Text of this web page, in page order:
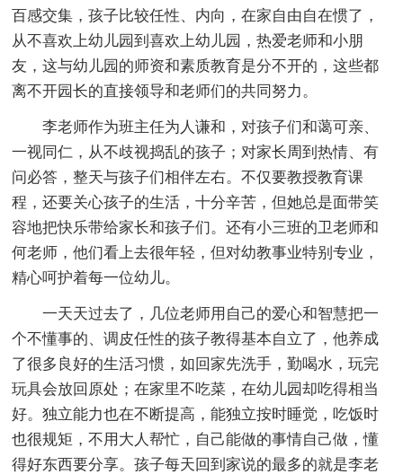
百感交集，孩子比较任性、内向，在家自由自在惯了，
从不喜欢上幼儿园到喜欢上幼儿园，热爱老师和小朋
友，这与幼儿园的师资和素质教育是分不开的，这些都
离不开园长的直接领导和老师们的共同努力。
李老师作为班主任为人谦和，对孩子们和蔼可亲、
一视同仁，从不歧视捣乱的孩子；对家长周到热情、有
问必答，整天与孩子们相伴左右。不仅要教授教育课
程，还要关心孩子的生活，十分辛苦，但她总是面带笑
容地把快乐带给家长和孩子们。还有小三班的卫老师和
何老师，他们看上去很年轻，但对幼教事业特别专业，
精心呵护着每一位幼儿。
一天天过去了，几位老师用自己的爱心和智慧把一
个不懂事的、调皮任性的孩子教得基本自立了，他养成
了很多良好的生活习惯，如回家先洗手，勤喝水，玩完
玩具会放回原处；在家里不吃菜，在幼儿园却吃得相当
好。独立能力也在不断提高，能独立按时睡觉，吃饭时
也很规矩，不用大人帮忙，自己能做的事情自己做，懂
得好东西要分享。孩子每天回到家说的最多的就是李老